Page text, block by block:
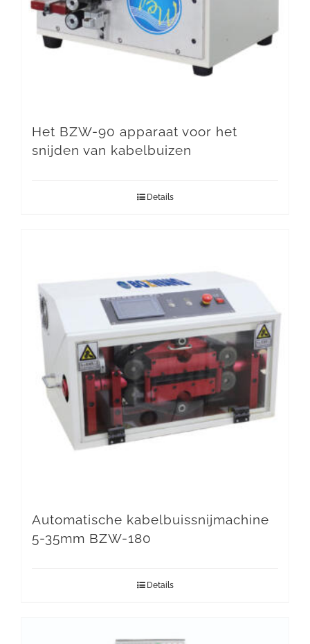
Het BZW-90 apparaat voor het
snijden van kabelbuizen
Details
Automatische kabelbuissnijmachine
5-35mm BZW-180
Details